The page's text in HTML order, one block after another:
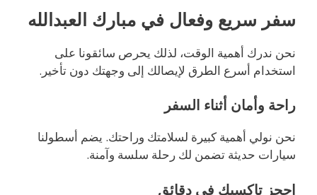
سفر سريع وفعال في مبارك العبدالله
نحن ندرك أهمية الوقت، لذلك يحرص سائقونا على
استخدام أسرع الطرق لإيصالك إلى وجهتك دون تأخير.
راحة وأمان أثناء السفر
نحن نولي أهمية كبيرة لسلامتك وراحتك. يضم أسطولنا
سيارات حديثة تضمن لك رحلة سلسة وآمنة.
احجز تاكسيك في دقائق